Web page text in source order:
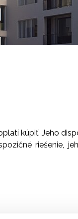
kúpiť. Jeho
riešenie,